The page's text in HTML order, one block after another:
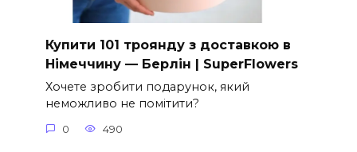
Купити 101 троянду з доставкою в
Німеччину — Берлін | SuperFlowers
Хочете зробити подарунок, який
неможливо не помітити?
0 490